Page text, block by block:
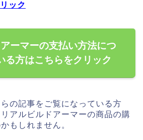
ック
ーマーの支払い方法につ
る方はこちらをクリック
の記事をご覧になっている方
アルビルドアーマーの商品の購
もしれません。